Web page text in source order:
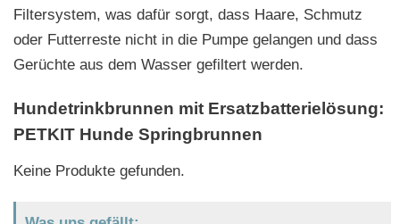
Filtersystem, was dafür sorgt, dass Haare, Schmutz
oder Futterreste nicht in die Pumpe gelangen und dass
Gerüchte aus dem Wasser gefiltert werden.
Hundetrinkbrunnen mit Ersatzbatterielösung:
PETKIT Hunde Springbrunnen
Keine Produkte gefunden.